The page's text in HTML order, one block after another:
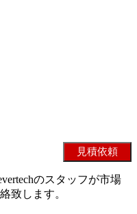
のスタッフが市場
致します。